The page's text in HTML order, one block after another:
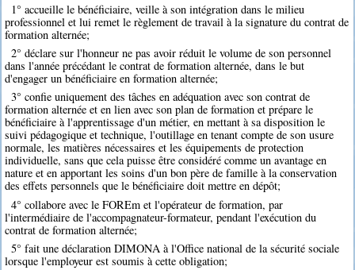
1° accueille le bénéficiaire, veille à son intégration dans le milieu
professionnel et lui remet le règlement de travail à la signature du contrat de
formation alternée;
2° déclare sur l'honneur ne pas avoir réduit le volume de son personnel
dans l'année précédant le contrat de formation alternée, dans le but
d'engager un bénéficiaire en formation alternée;
3° confie uniquement des tâches en adéquation avec son contrat de
formation alternée et en lien avec son plan de formation et prépare le
bénéficiaire à l'apprentissage d'un métier, en mettant à sa disposition le
suivi pédagogique et technique, l'outillage en tenant compte de son usure
normale, les matières nécessaires et les équipements de protection
individuelle, sans que cela puisse être considéré comme un avantage en
nature et en apportant les soins d'un bon père de famille à la conservation
des effets personnels que le bénéficiaire doit mettre en dépôt;
4° collabore avec le FOREm et l'opérateur de formation, par
l'intermédiaire de l'accompagnateur-formateur, pendant l'exécution du
contrat de formation alternée;
5° fait une déclaration DIMONA à l'Office national de la sécurité sociale
lorsque l'employeur est soumis à cette obligation;